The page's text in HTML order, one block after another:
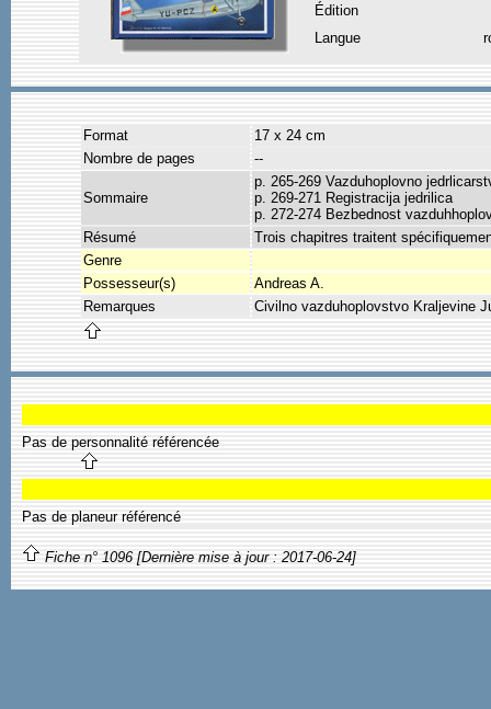
Édition
Langue
Format
17 x 24 cm
Nombre de pages
--
Sommaire
p. 265-269 Vazduhoplovno
p. 269-271 Registracija jedrilica
p. 272-274 Bezbednost
Résumé
Trois chapitres traitent
Genre
Possesseur(s)
Andreas A.
Remarques
Civilno vazduhoplovstvo Kraljevine
Pas de personnalité référencée
Pas de planeur référencé
Fiche n° 1096 [Dernière mise à jour : 2017-06-24]